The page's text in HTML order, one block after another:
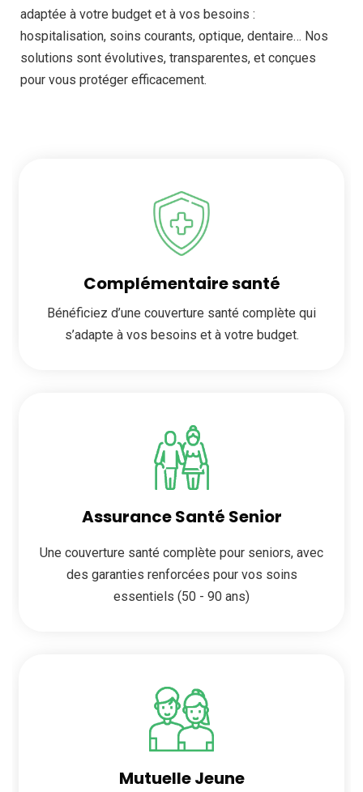
adaptée à votre budget et à vos besoins :
hospitalisation, soins courants, optique, dentaire… Nos
solutions sont évolutives, transparentes, et conçues
pour vous protéger efficacement.
Complémentaire santé
Bénéficiez d’une couverture santé complète qui
s’adapte à vos besoins et à votre budget.
Assurance Santé Senior
Une couverture santé complète pour seniors, avec
des garanties renforcées pour vos soins
essentiels (50 - 90 ans)
Mutuelle Jeune